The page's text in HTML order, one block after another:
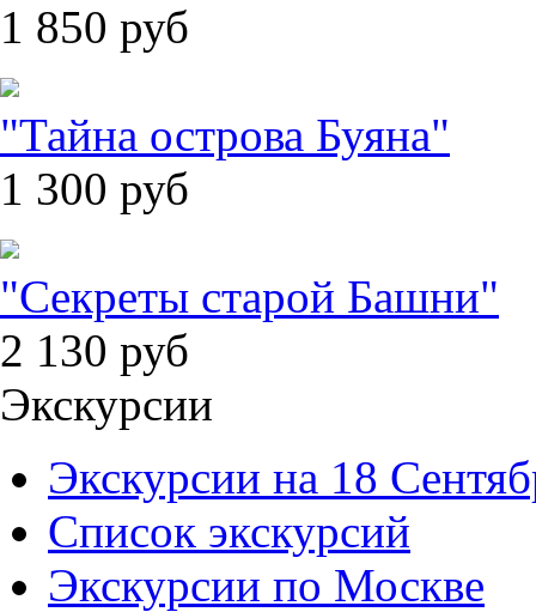
1 850 руб
"Тайна острова Буяна"
1 300 руб
"Секреты старой Башни"
2 130 руб
Экскурсии
Экскурсии на 18
Список экскурсий
Экскурсии по Москве